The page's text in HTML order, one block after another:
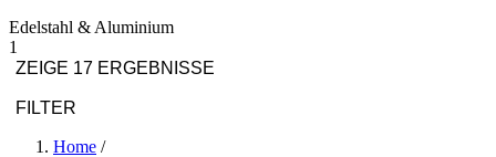
Edelstahl & Aluminium
1
ZEIGE 17 ERGEBNISSE
FILTER
Home /